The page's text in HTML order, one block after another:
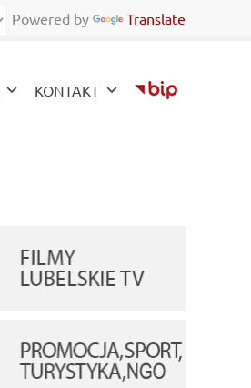
Powered by Translate
KONTAKT